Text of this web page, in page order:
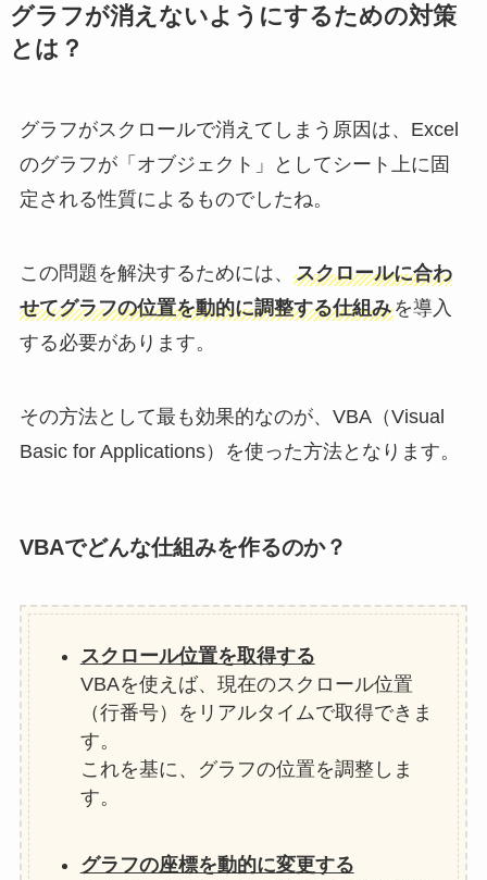
グラフが消えないようにするための対策
とは？
グラフがスクロールで消えてしまう原因は、Excel
のグラフが「オブジェクト」としてシート上に固
定される性質によるものでしたね。
この問題を解決するためには、 スクロールに合わ
せてグラフの位置を動的に調整する仕組みを導入
する必要があります。
その方法として最も効果的なのが、VBA（Visual
Basic for Applications）を使った方法となります。
VBAでどんな仕組みを作るのか？
スクロール位置を取得する
VBAを使えば、現在のスクロール位置
（行番号）をリアルタイムで取得できま
す。
これを基に、グラフの位置を調整しま
す。
グラフの座標を動的に変更する